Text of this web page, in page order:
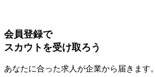
会員登録で
スカウトを受け取ろう
あなたに合った求人が企業から届きます。